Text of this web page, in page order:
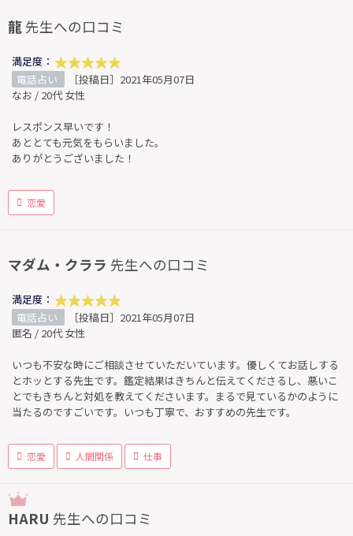
龍 先生への口コミ
満足度：
電話占い
［投稿日］2021年05月07日
なお / 20代 女性
レスポンス早いです！
あととても元気をもらいました。
ありがとうございました！
恋愛
マダム・クララ 先生への口コミ
満足度：
電話占い
［投稿日］2021年05月07日
匿名 / 20代 女性
いつも不安な時にご相談させていただいています。優しくてお話しする
とホッとする先生です。鑑定結果はきちんと伝えてくださるし、悪いこ
とでもきちんと対処を教えてくださいます。まるで見ているかのように
当たるのですごいです。いつも丁寧で、おすすめの先生です。
恋愛 人間関係 仕事
HARU 先生への口コミ